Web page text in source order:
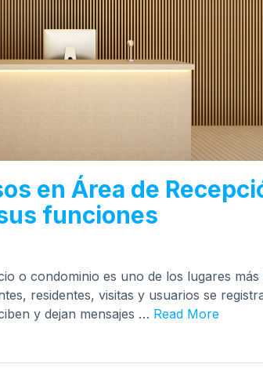
en Área de
funciones
o condominio es uno de los lugares
residentes, visitas y usuarios se
y dejan mensajes … Read More